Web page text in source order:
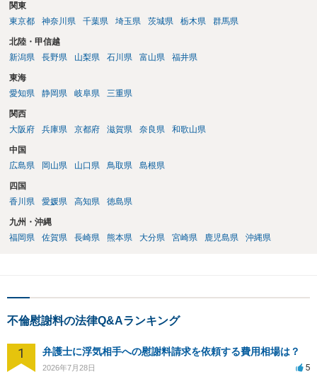
関東
東京都
神奈川県 千葉県 埼玉県 茨城県 栃木県 群馬県
北陸・甲信越
新潟県
長野県 山梨県 石川県 富山県 福井県
東海
愛知県
静岡県 岐阜県 三重県
関西
大阪府
兵庫県 京都府 滋賀県 奈良県 和歌山県
中国
広島県
岡山県 山口県 鳥取県 島根県
四国
香川県
愛媛県 高知県 徳島県
九州・沖縄
福岡県
佐賀県 長崎県 熊本県 大分県 宮崎県 鹿児島県 沖縄県
不倫慰謝料の法律Q&Aランキング
1 弁護士に浮気相手への慰謝料請求を依頼する費用相場は？
2026年7月28日 5